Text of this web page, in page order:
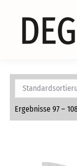
Ergebnisse 97 –